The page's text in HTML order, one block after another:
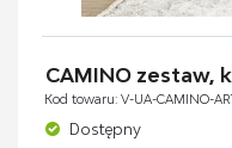
CAMINO zestaw,
Kod towaru: V-UA-CAMINO-
Dostępny